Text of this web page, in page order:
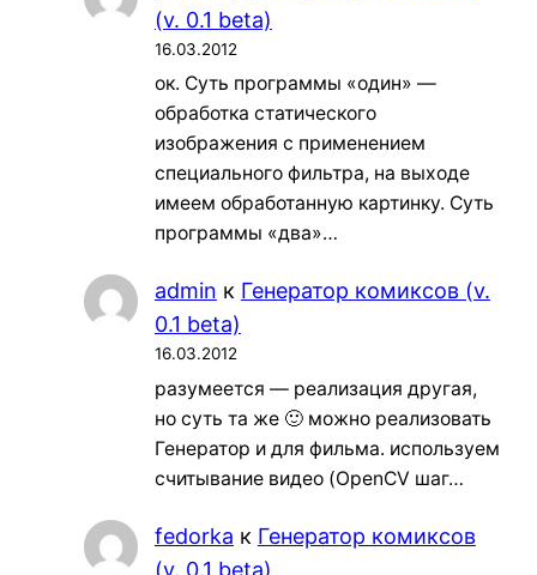
(v. 0.1 beta)
16.03.2012
ок. Суть программы «один» —
обработка статического
изображения с применением
специального фильтра, на выходе
имеем обработанную картинку. Суть
программы «два»…
admin к Генератор комиксов (v.
0.1 beta)
16.03.2012
разумеется — реализация другая,
но суть та же 🙂 можно реализовать
Генератор и для фильма. используем
считывание видео (OpenCV шаг…
fedorka к Генератор комиксов
(v. 0.1 beta)